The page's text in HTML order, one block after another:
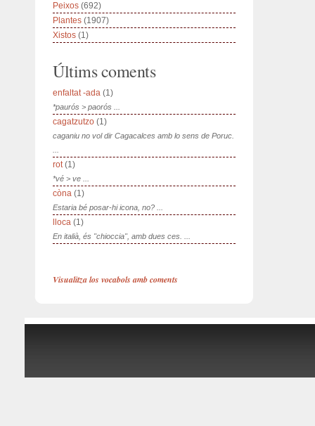
Peixos (692)
Plantes (1907)
Xistos (1)
Últims coments
enfaltat -ada (1)
*paurós > paorós ...
cagatzutzo (1)
caganiu no vol dir Cagacalces amb lo sens de Poruc.
rot(1)
*vé > ve ...
còna (1)
Estaria bé posar-hi icona, no? ...
lloca (1)
En italià, és "chioccia", amb dues ces. ...
Visualitza los vocabols amb coments